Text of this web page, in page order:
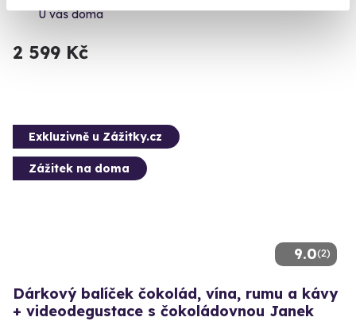
U vás doma
2 599 Kč
9.0(2)
Exkluzivně u Zážitky.cz
Zážitek na doma
Dárkový balíček čokolád, vína, rumu a kávy
+ videodegustace s čokoládovnou Janek